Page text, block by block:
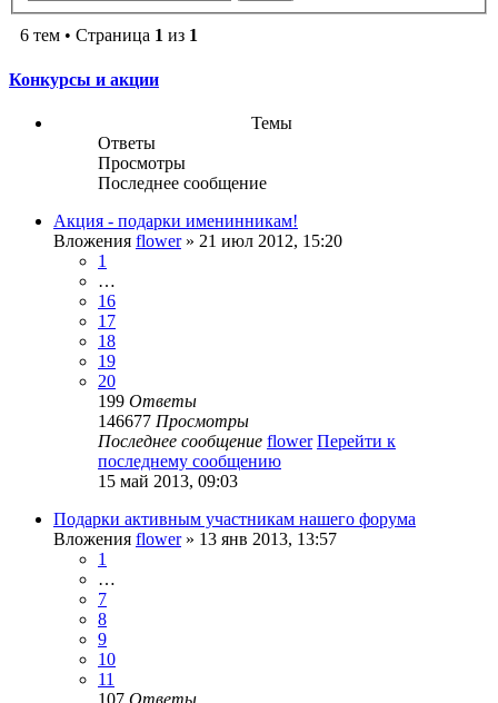
6 тем • Страница 1 из 1
Конкурсы и акции
Темы
Ответы
Просмотры
Последнее сообщение
Акция - подарки именинникам!
Вложения flower» 21 июл 2012, 15:20
1
…
16
17
18
19
20
199 Ответы
146677 Просмотры
Последнее сообщение flower Перейти к
последнему сообщению
15 май 2013, 09:03
Подарки активным участникам нашего форума
Вложения flower» 13 янв 2013, 13:57
1
…
7
8
9
10
11
107 Ответы